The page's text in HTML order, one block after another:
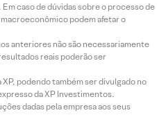
caso de dúvidas sobre o processo de
podem afetar o
anteriores não são necessariamente
reais poderão ser
podendo também ser divulgado no
da XP Investimentos.
dadas pela empresa aos seus